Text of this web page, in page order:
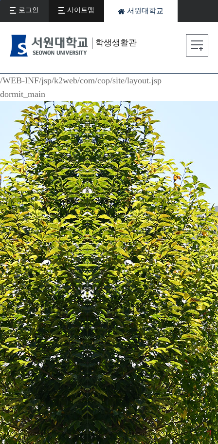
본문 바로가기
주메뉴 바로가기
로그인 사이트맵 서원대학교
학생생활관
/WEB-INF/jsp/k2web/com/cop/site/layout.jsp
dormit_main